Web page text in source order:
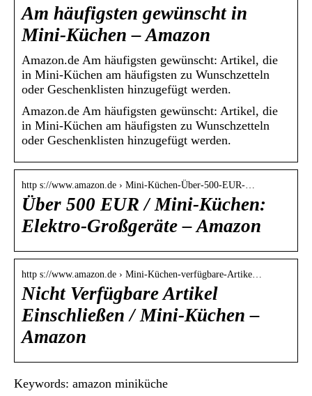
Am häufigsten gewünscht in
Mini-Küchen – Amazon
Amazon.de Am häufigsten gewünscht: Artikel, die
in Mini-Küchen am häufigsten zu Wunschzetteln
oder Geschenklisten hinzugefügt werden.
Amazon.de Am häufigsten gewünscht: Artikel, die
in Mini-Küchen am häufigsten zu Wunschzetteln
oder Geschenklisten hinzugefügt werden.
http s://www.amazon.de › Mini-Küchen-Über-500-EUR-…
Über 500 EUR / Mini-Küchen:
Elektro-Großgeräte – Amazon
http s://www.amazon.de › Mini-Küchen-verfügbare-Artike…
Nicht Verfügbare Artikel
Einschließen / Mini-Küchen –
Amazon
Keywords: amazon miniküche